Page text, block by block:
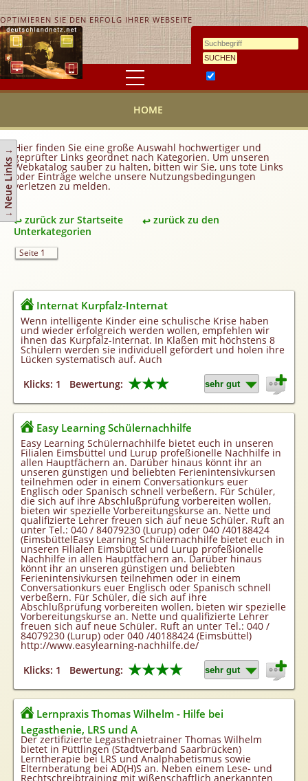
OPTIMIEREN SIE DEN ERFOLG IHRER WEBSEITE
AGB
Link hinzufügen
Eintrag ändern
Partner
Homepageerstellung
Webkatalog
Linkaufbau
Sonderangebot
HOME
Hier finden Sie eine große Auswahl hochwertiger und
geprüfter Links geordnet nach Kategorien. Um unseren
Webkatalog sauber zu halten, bitten wir Sie, uns tote Links
oder Einträge welche unsere Nutzungsbedingungen
verletzen zu melden.
zurück zur Startseite
zurück zu den
Unterkategorien
Seite 1
Internat Kurpfalz-Internat
Wenn intelligente Kinder eine schulische Krise haben
und wieder erfolgreich werden wollen, empfehlen wir
ihnen das Kurpfalz-Internat. In Klaßen mit höchstens 8
Schülern werden sie individuell gefördert und holen ihre
Lücken systematisch auf. Auch
Klicks: 1
Bewertung: ★★★
Easy Learning Schülernachhilfe
Easy Learning Schülernachhilfe bietet euch in unseren
Filialen Eimsbüttel und Lurup profeßionelle Nachhilfe in
allen Hauptfächern an. Darüber hinaus könnt ihr an
unseren günstigen und beliebten Ferienintensivkursen
teilnehmen oder in einem Conversationkurs euer
Englisch oder Spanisch schnell verbeßern. Für Schüler,
die sich auf ihre Abschlußprüfung vorbereiten wollen,
bieten wir spezielle Vorbereitungskurse an. Nette und
qualifizierte Lehrer freuen sich auf neue Schüler. Ruft an
unter Tel.: 040 / 84079230 (Lurup) oder 040 /40188424
(EimsbüttelEasy Learning Schülernachhilfe bietet euch in
unseren Filialen Eimsbüttel und Lurup profeßionelle
Nachhilfe in allen Hauptfächern an. Darüber hinaus
könnt ihr an unseren günstigen und beliebten
Ferienintensivkursen teilnehmen oder in einem
Conversationkurs euer Englisch oder Spanisch schnell
verbeßern. Für Schüler, die sich auf ihre
Abschlußprüfung vorbereiten wollen, bieten wir spezielle
Vorbereitungskurse an. Nette und qualifizierte Lehrer
freuen sich auf neue Schüler. Ruft an unter Tel.: 040 /
84079230 (Lurup) oder 040 /40188424 (Eimsbüttel)
http://www.easylearning-nachhilfe.de/
Klicks: 1
Bewertung: ★★★★
Lernpraxis Thomas Wilhelm - Hilfe bei
Legasthenie, LRS und A
Der zertifizierte Legasthenietrainer Thomas Wilhelm
bietet in Püttlingen (Stadtverband Saarbrücken)
Lerntherapie bei LRS und Analphabetismus sowie
Elternberatung bei AD(H)S an. Neben einem Lese- und
Rechtschreibtraining mit wißenschaftlich anerkannten
↓ Neue Links ↓